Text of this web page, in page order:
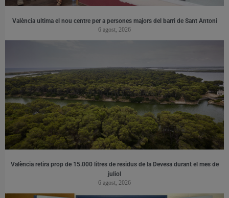
València ultima el nou centre per a persones majors del barri de Sant Antoni
6 agost, 2026
València retira prop de 15.000 litres de residus de la Devesa durant el mes de
juliol
6 agost, 2026